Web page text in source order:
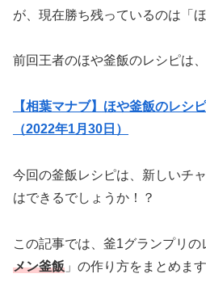
が、現在勝ち残っているのは「
前回王者のほや釜飯のレシピは
【相葉マナブ】ほや釜飯のレシ
（2022年1月30日）
今回の釜飯レシピは、新しいチ
はできるでしょうか！？
この記事では、釜1グランプリの
メン釜飯 」の作り方をまとめます